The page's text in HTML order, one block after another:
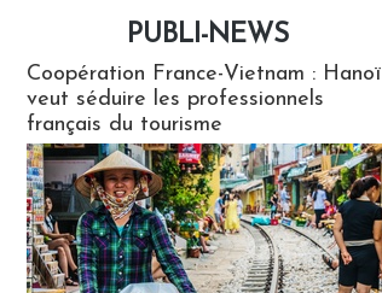
PUBLI-NEWS
Coopération France-Vietnam : Hanoï
veut séduire les professionnels
français du tourisme